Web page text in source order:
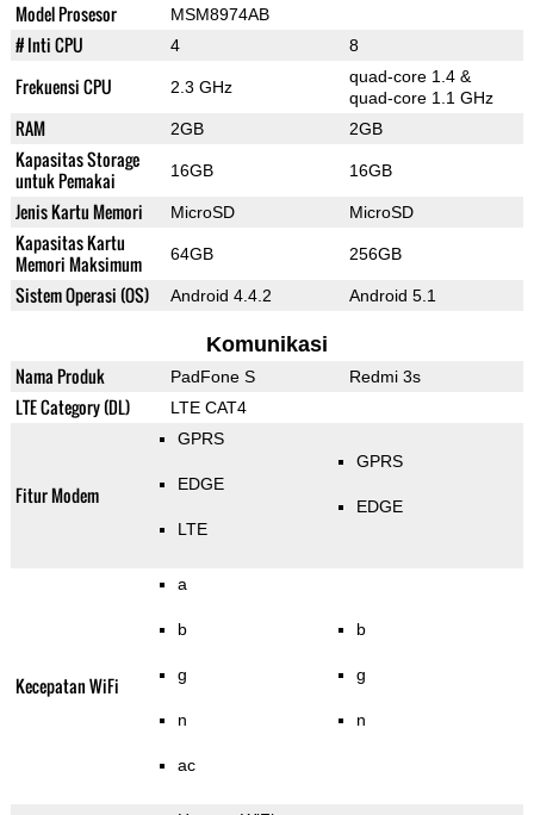
Model Prosesor MSM8974AB
# Inti CPU 4 8
Frekuensi CPU 2.3 GHz
quad-core 1.4 &
quad-core 1.1 GHz
RAM 2GB 2GB
Kapasitas Storage
untuk Pemakai
16GB 16GB
Jenis Kartu Memori MicroSD MicroSD
Kapasitas Kartu
Memori Maksimum
64GB 256GB
Sistem Operasi (OS) Android 4.4.2 Android 5.1
Komunikasi
Nama Produk PadFone S Redmi 3s
LTE Category (DL) LTE CAT4
Fitur Modem
GPRS
EDGE
LTE
GPRS
EDGE
Kecepatan WiFi
a
b
g
n
ac
b
g
n